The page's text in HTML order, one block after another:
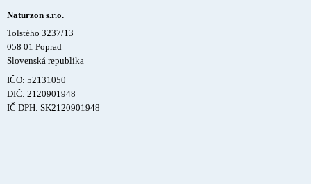
Naturzon s.r.o.
Tolstého 3237/13
058 01 Poprad
Slovenská republika
IČO: 52131050
DIČ: 2120901948
IČ DPH: SK2120901948